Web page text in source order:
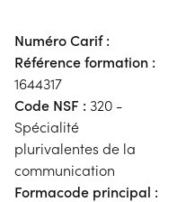
Numéro Carif :
Référence formation :
1644317
Code NSF : 320 -
Spécialité
plurivalentes de la
communication
Formacode principal :